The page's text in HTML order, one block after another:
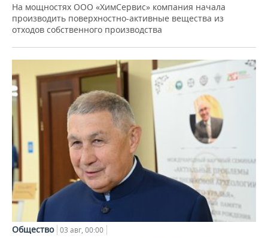
На мощностях ООО «ХимСервис» компания начала
производить поверхностно-активные вещества из
отходов собственного производства
Общество 03 авг, 00:00